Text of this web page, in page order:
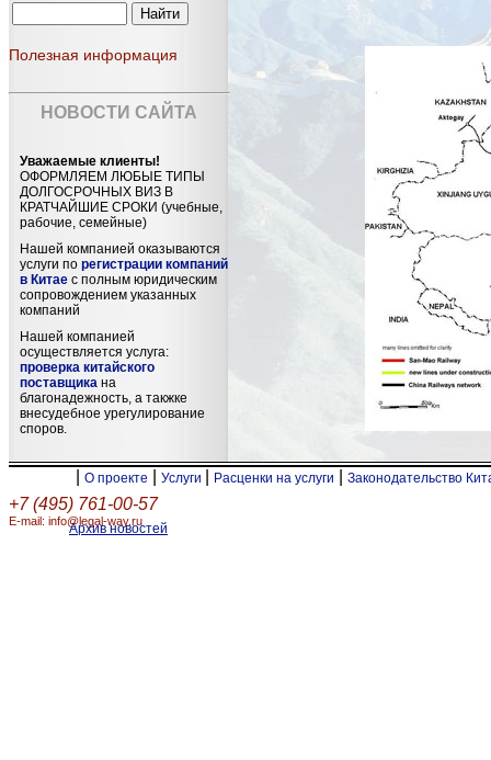
Полезная информация
НОВОСТИ САЙТА
Уважаемые клиенты!
ОФОРМЛЯЕМ ЛЮБЫЕ ТИПЫ
ДОЛГОСРОЧНЫХ ВИЗ В
КРАТЧАЙШИЕ СРОКИ (учебные,
рабочие, семейные)
Нашей компанией оказываются
услуги по регистрации компаний
в Китае с полным юридическим
сопровождением указанных
компаний
Нашей компанией
осуществляется услуга:
проверка китайского
поставщика на
благонадежность, а такжке
внесудебное урегулирование
споров.
Архив новостей
О проекте Услуги Расценки на услуги Законодательство
+7 (495) 761-00-57
E-mail: info@legal-way.ru